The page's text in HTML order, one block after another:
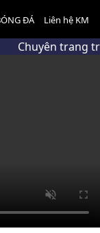
ĐÁ Liên hệ KM
Chuyên trang